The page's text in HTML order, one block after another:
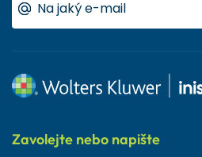
Zavolejte nebo napište